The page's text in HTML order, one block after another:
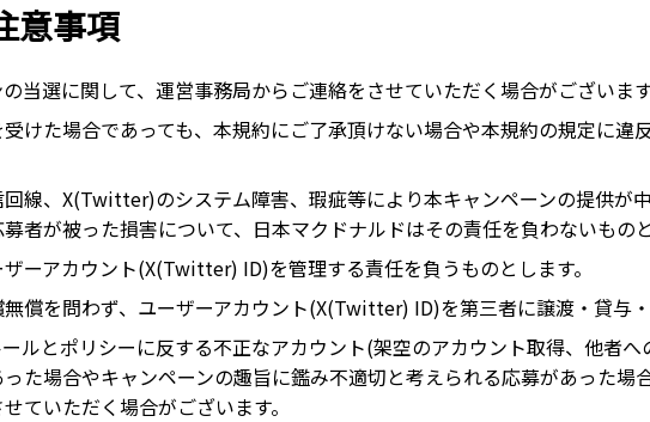
意事項
当選に関して、運営事務局からご連絡をさせていただく場合がございます
受けた場合であっても、本規約にご了承頂けない場合や本規約の規定に
回線、X(Twitter)のシステム障害、瑕疵等により本キャンペーンの提供が
者が被った損害について、日本マクドナルドはその責任を負わないものと
ザーアカウント(X(Twitter) ID)を管理する責任を負うものとします。
無償を問わず、ユーザーアカウント(X(Twitter) ID)を第三者に譲渡・貸与
ルとポリシーに反する不正なアカウント(架空のアカウント取得、他者
た場合やキャンペーンの趣旨に鑑み不適切と考えられる応募があった
ていただく場合がございます。